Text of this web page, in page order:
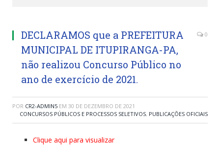
DECLARAMOS que a PREFEITURA
MUNICIPAL DE ITUPIRANGA-PA,
não realizou Concurso Público no
ano de exercício de 2021.
0
POR CR2-ADMIN5 EM 30 DE DEZEMBRO DE 2021
CONCURSOS PÚBLICOS E PROCESSOS SELETIVOS, PUBLICAÇÕES OFICIAIS
Clique aqui para visualizar